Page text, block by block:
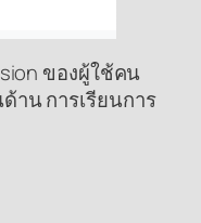
ของผู้ใช้คน
าน การเรียนการ